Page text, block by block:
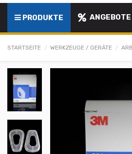
PRODUKTE ANGEBOTE
STARTSEITE WERKZEUGE / GERÄTE